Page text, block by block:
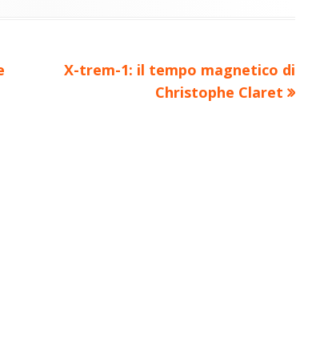
Nuovo
X-trem-1: il tempo magnetico di
Christophe Claret